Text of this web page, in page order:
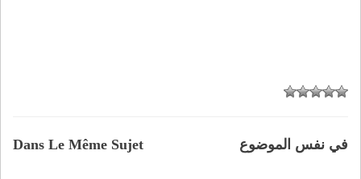
Dans Le Même Sujet في نفس الموضوع